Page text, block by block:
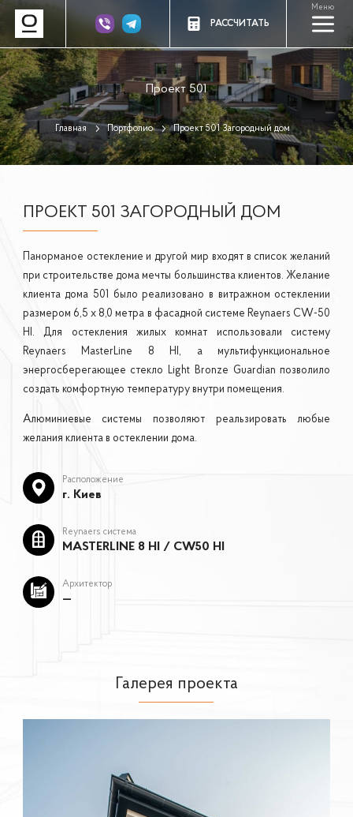
РАССЧИТАТЬ
Меню
a
Проект 501
Главная Портфолио Проект 501 Загородный дом
ПРОЕКТ 501 ЗАГОРОДНЫЙ ДОМ
Панорманое остекление и другой мир входят в список желаний
при строительстве дома мечты большинства клиентов. Желание
клиента дома 501 было реализовано в витражном остеклении
размером 6,5 х 8,0 метра в фасадной системе Reynaers CW-50
HI. Для остекления жилых комнат использовали систему
Reynaers MasterLine 8 HI, а мультифункциональное
энергосберегающее стекло Light Bronze Guardian позволило
создать комфортную температуру внутри помещения. ⁣
Алюминиевые системы позволяют реальзировать любые
желания клиента в остеклении дома.
Расположение
г. Киев
Reynaers система
MASTERLINE 8 HI / CW50 HI
Архитектор
—
Галерея проекта